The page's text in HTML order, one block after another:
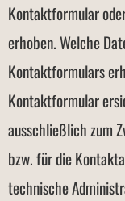
Kontaktformular
erhoben. Welche
Kontaktformulars
Kontaktformular
ausschließlich zum
bzw. für die
technische